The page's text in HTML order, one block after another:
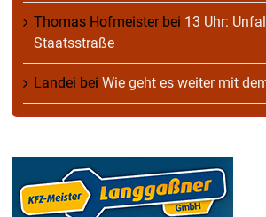
Thomas Hofmeisterbei 13 Uhr:
Staatsstraße
Landei bei Wie geht es weiter mit